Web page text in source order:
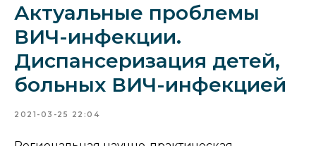
Актуальные проблемы
ВИЧ-инфекции.
Диспансеризация детей,
больных ВИЧ-инфекцией
2021-03-25 22:04